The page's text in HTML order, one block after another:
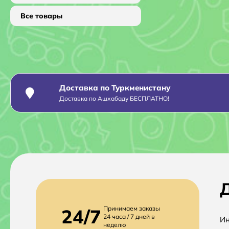
Все товары
Доставка по Туркменистану
Доставка по Ашхабаду БЕСПЛАТНО!
24/7 Принимаем заказы
24 часа / 7 дней в
неделю